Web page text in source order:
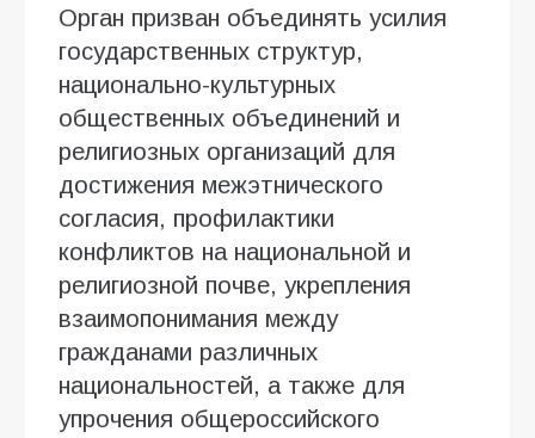
Орган призван объединять усилия
государственных структур,
национально-культурных
общественных объединений и
религиозных организаций для
достижения межэтнического
согласия, профилактики
конфликтов на национальной и
религиозной почве, укрепления
взаимопонимания между
гражданами различных
национальностей, а также для
упрочения общероссийского